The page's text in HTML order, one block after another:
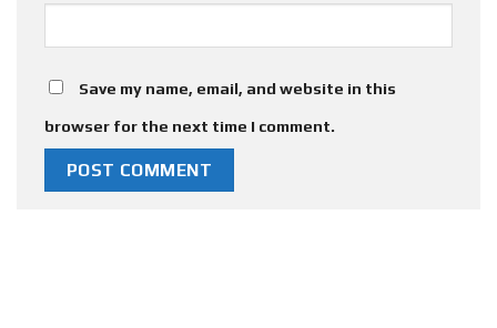
Save my name, email, and website in this
browser for the next time I comment.